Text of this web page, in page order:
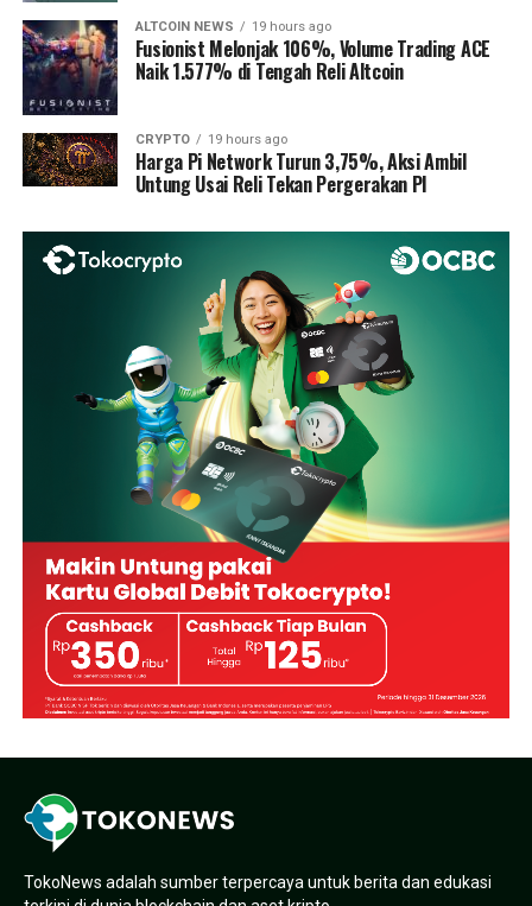
ALTCOIN NEWS 19 hours ago
Fusionist Melonjak 106%, Volume Trading ACE
Naik 1.577% di Tengah Reli Altcoin
CRYPTO 19 hours ago
Harga Pi Network Turun 3,75%, Aksi Ambil
Untung Usai Reli Tekan Pergerakan PI
TokoNews adalah sumber terpercaya untuk berita dan edukasi